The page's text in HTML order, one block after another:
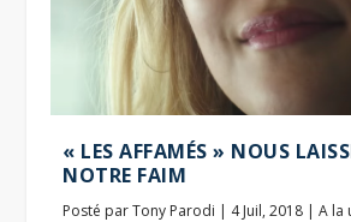
« LES AFFAMÉS » NOUS
NOTRE FAIM
Posté parTony Parodi | 4 Juil, 2018 |A la